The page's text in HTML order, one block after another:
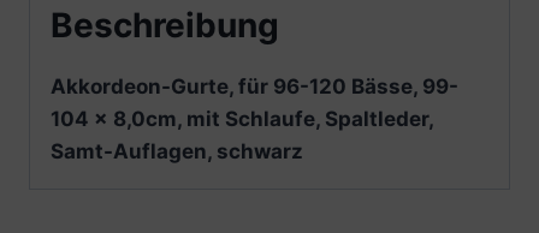
Beschreibung
Akkordeon-Gurte, für 96-120 Bässe, 99-
104 x 8,0cm, mit Schlaufe, Spaltleder,
Samt-Auflagen, schwarz